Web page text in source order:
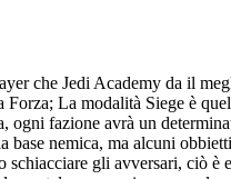
che Jedi Academy da il
La modalità Siege è
ogni fazione avrà un
base nemica, ma alcuni
gli avversari, ciò è